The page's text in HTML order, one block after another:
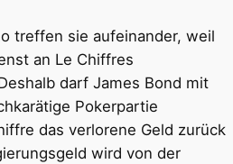
treffen sie aufeinander, weil
an Le Chiffres
darf James Bond mit
Pokerpartie
das verlorene Geld zurück
wird von der